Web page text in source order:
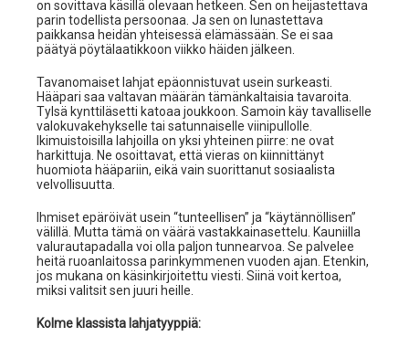
on sovittava käsillä olevaan hetkeen. Sen on heijastettava
parin todellista persoonaa. Ja sen on lunastettava
paikkansa heidän yhteisessä elämässään. Se ei saa
päätyä pöytälaatikkoon viikko häiden jälkeen.
Tavanomaiset lahjat epäonnistuvat usein surkeasti.
Hääpari saa valtavan määrän tämänkaltaisia tavaroita.
Tylsä kynttiläsetti katoaa joukkoon. Samoin käy tavalliselle
valokuvakehykselle tai satunnaiselle viinipullolle.
Ikimuistoisilla lahjoilla on yksi yhteinen piirre: ne ovat
harkittuja. Ne osoittavat, että vieras on kiinnittänyt
huomiota hääpariin, eikä vain suorittanut sosiaalista
velvollisuutta.
Ihmiset epäröivät usein “tunteellisen” ja “käytännöllisen”
välillä. Mutta tämä on väärä vastakkainasettelu. Kauniilla
valurautapadalla voi olla paljon tunnearvoa. Se palvelee
heitä ruoanlaitossa parinkymmenen vuoden ajan. Etenkin,
jos mukana on käsinkirjoitettu viesti. Siinä voit kertoa,
miksi valitsit sen juuri heille.
Kolme klassista lahjatyyppiä: